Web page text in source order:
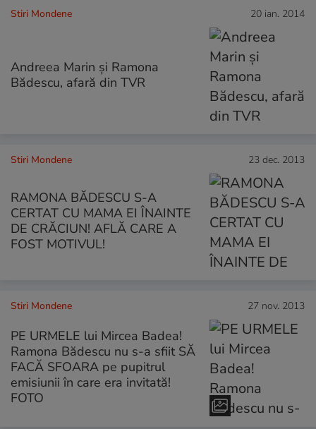
Stiri Mondene 20 ian. 2014
Andreea Marin şi Ramona
Bădescu, afară din TVR
Stiri Mondene 23 dec. 2013
RAMONA BĂDESCU S-A
CERTAT CU MAMA EI ÎNAINTE
DE CRĂCIUN! AFLĂ CARE A
FOST MOTIVUL!
Stiri Mondene 27 nov. 2013
PE URMELE lui Mircea Badea!
Ramona Bădescu nu s-a sfiit SĂ
FACĂ SFOARA pe pupitrul
emisiunii în care era invitată!
FOTO